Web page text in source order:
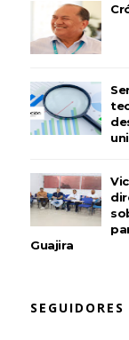
Guajira
SEGUIDORES